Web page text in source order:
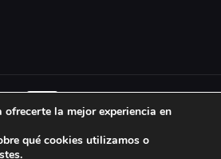
por Servoweb Ingeniería
Informática SL
la mejor experiencia en
qué cookies utilizamos o
.